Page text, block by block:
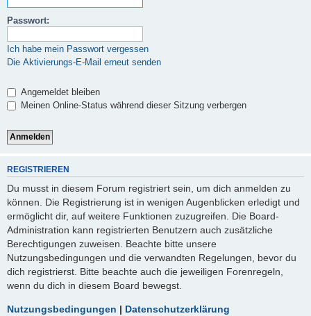
Passwort:
Ich habe mein Passwort vergessen
Die Aktivierungs-E-Mail erneut senden
Angemeldet bleiben
Meinen Online-Status während dieser Sitzung verbergen
REGISTRIEREN
Du musst in diesem Forum registriert sein, um dich anmelden zu
können. Die Registrierung ist in wenigen Augenblicken erledigt und
ermöglicht dir, auf weitere Funktionen zuzugreifen. Die Board-
Administration kann registrierten Benutzern auch zusätzliche
Berechtigungen zuweisen. Beachte bitte unsere
Nutzungsbedingungen und die verwandten Regelungen, bevor du
dich registrierst. Bitte beachte auch die jeweiligen Forenregeln,
wenn du dich in diesem Board bewegst.
Nutzungsbedingungen | Datenschutzerklärung